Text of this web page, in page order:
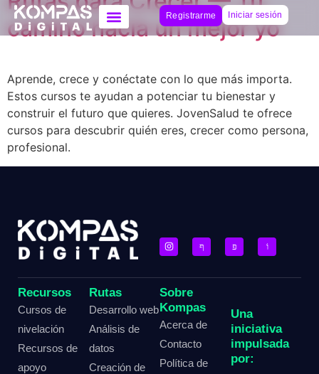
Registrarme Iniciar sesión
camino hacia un mejor yo
Aprende, crece y conéctate con lo que más importa.
Estos cursos te ayudan a potenciar tu bienestar y
construir el futuro que quieres. JovenSalud te ofrece
cursos para descubrir quién eres, crecer como persona,
profesional.
Recursos
Cursos de
nivelación
Recursos de
apoyo
Rutas
Desarrollo web
Análisis de
datos
Creación de
Sobre
Kompas
Acerca de
Contacto
Política de
Una
iniciativa
impulsada
por: